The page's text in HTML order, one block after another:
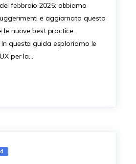
febbraio 2025: abbiamo
e aggiornato questo
nuove best practice.
questa guida esploriamo le
per la…